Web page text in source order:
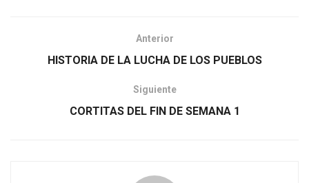
Anterior
HISTORIA DE LA LUCHA DE LOS PUEBLOS
Siguiente
CORTITAS DEL FIN DE SEMANA 1